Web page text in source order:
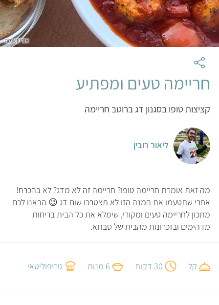
אוריון אנטה
חריימה טעים ומפתיע
קציצות טופו בסגנון דג ברוטב חריימה
ליאור רובין
מה זאת אומרת חריימה טופו? חריימה זה לא מדג? לא בהכרח!
אחרי שתטעמו את המנה הזו לא תצטרכו שום דג 😉 הבאנו לכם
מתכון לחריימה טעים ומקורי, שימלא את כל הבית בריחות
מדהימים ובזכרונות מהבית של סבתא.
קל 30 דקות 6 מנות טריפוליטאי